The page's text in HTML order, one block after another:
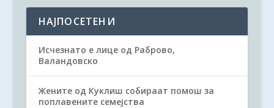
НАЈПОСЕТЕНИ
Исчезнато е лице од Раброво,
Валандовско
Жените од Куклиш собираат помош за
поплавените семејства